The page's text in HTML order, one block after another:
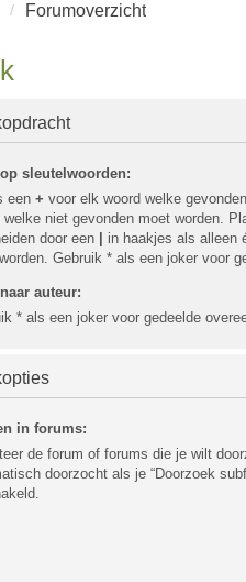
Forumoverzicht
sleutelwoorden:
een + voor elk woord welke
welke niet gevonden moet worden.
door een
in haakjes als alleen
Gebruik * als een joker voor
auteur:
* als een joker voor gedeelde
in forums:
de forum of forums die je wilt
doorzocht als je “Doorzoek